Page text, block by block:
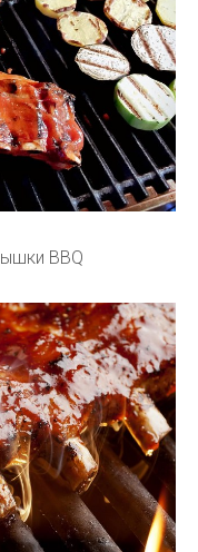
BBQ